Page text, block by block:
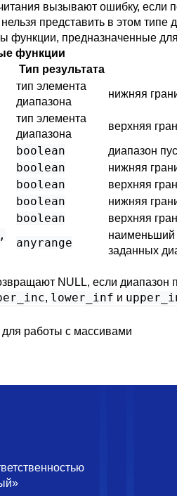
вызывают ошибку, если
представить в этом типе
функции, предназначенные
функции
Тип результата
тип элемента
диапазона
нижняя
тип элемента
диапазона
верхняя
boolean диапазон
boolean нижняя
boolean верхняя
boolean нижняя
boolean верхняя
,
anyrange
наименьший
заданных
NULL, если диапазон
, lower_inf и
работы с массивами